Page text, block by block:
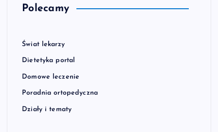
Polecamy
Świat lekarzy
Dietetyka portal
Domowe leczenie
Poradnia ortopedyczna
Działy i tematy